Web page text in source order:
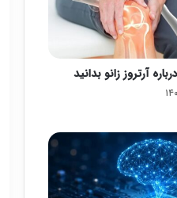
آرتروز زانو بدانید